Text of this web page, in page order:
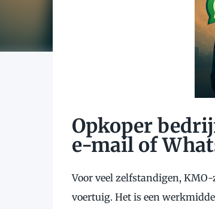
Opkoper
e-mail of
Voor veel zelfstandigen,
voertuig. Het is een